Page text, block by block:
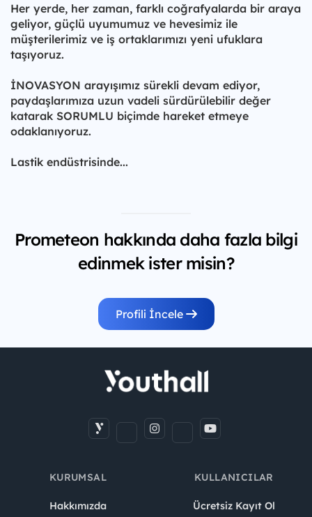
Her yerde, her zaman, farklı coğrafyalarda bir araya
geliyor, güçlü uyumumuz ve hevesimiz ile
müşterilerimiz ve iş ortaklarımızı yeni ufuklara
taşıyoruz.
İNOVASYON arayışımız sürekli devam ediyor,
paydaşlarımıza uzun vadeli sürdürülebilir değer
katarak SORUMLU biçimde hareket etmeye
odaklanıyoruz.
Lastik endüstrisinde...
Prometeon hakkında daha fazla bilgi
edinmek ister misin?
Profili İncele
KURUMSAL
Hakkımızda
KULLANICILAR
Ücretsiz Kayıt Ol